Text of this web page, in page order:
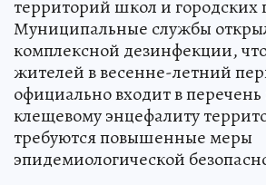
территорий школ и городских
Муниципальные службы
комплексной дезинфекции,
жителей в весенне-летний
официально входит в
клещевому энцефалиту
требуются повышенные меры
эпидемиологической